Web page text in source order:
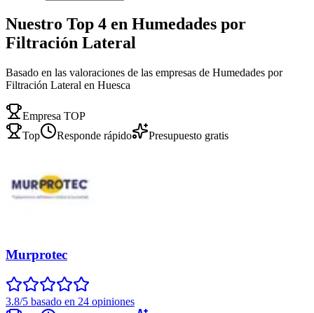
Nuestro Top 4 en Humedades por
Filtración Lateral
Basado en las valoraciones de las empresas de Humedades por
Filtración Lateral en Huesca
Empresa TOP
Top
Responde rápido Presupuesto gratis
Murprotec
3.8/5 basado en 24 opiniones